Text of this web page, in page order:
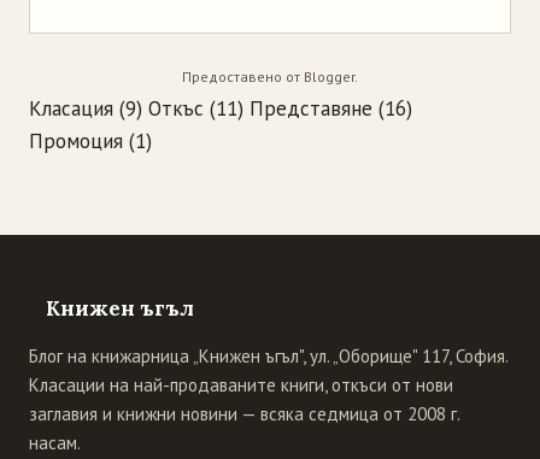
Предоставено от Blogger.
Класация (9) Откъс (11) Представяне (16)
Промоция (1)
Книжен ъгъл
Блог на книжарница „Книжен ъгъл", ул. „Оборище" 117, София.
Класации на най-продаваните книги, откъси от нови
заглавия и книжни новини — всяка седмица от 2008 г.
насам.